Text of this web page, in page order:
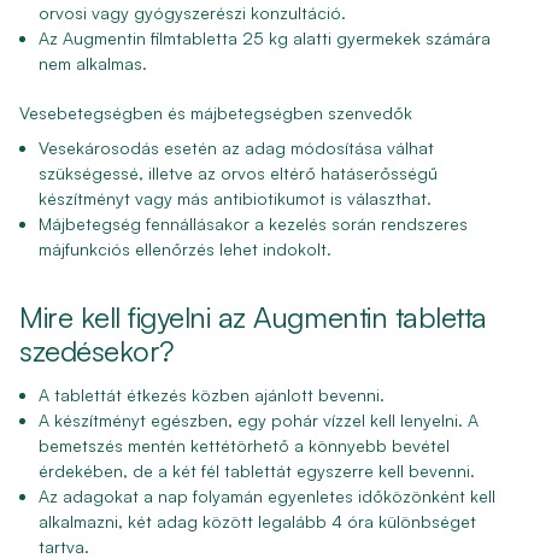
orvosi vagy gyógyszerészi konzultáció.
Az Augmentin filmtabletta 25 kg alatti gyermekek számára
nem alkalmas.
Vesebetegségben és májbetegségben szenvedők
Vesekárosodás esetén az adag módosítása válhat
szükségessé, illetve az orvos eltérő hatáserősségű
készítményt vagy más antibiotikumot is választhat.
Májbetegség fennállásakor a kezelés során rendszeres
májfunkciós ellenőrzés lehet indokolt.
Mire kell figyelni az Augmentin tabletta
szedésekor?
A tablettát étkezés közben ajánlott bevenni.
A készítményt egészben, egy pohár vízzel kell lenyelni. A
bemetszés mentén kettétörhető a könnyebb bevétel
érdekében, de a két fél tablettát egyszerre kell bevenni.
Az adagokat a nap folyamán egyenletes időközönként kell
alkalmazni, két adag között legalább 4 óra különbséget
tartva.